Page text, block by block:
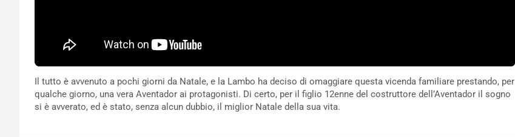
Il tutto è avvenuto a pochi giorni da Natale, e la Lambo ha deciso di omaggiare questa vicenda familiare prestando, per
qualche giorno, una vera Aventador ai protagonisti. Di certo, per il figlio 12enne del costruttore dell’Aventador il sogno
si è avverato, ed è stato, senza alcun dubbio, il miglior Natale della sua vita.